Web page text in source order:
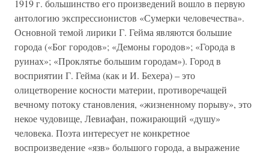
1919 г. большинство его произведений вошло в первую
антологию экспрессионистов «Сумерки человечества».
Основной темой лирики Г. Гейма являются большие
города («Бог городов»; «Демоны городов»; «Города в
руинах»; «Проклятье большим городам»). Город в
восприятии Г. Гейма (как и И. Бехера) – это
олицетворение косности материи, противоречащей
вечному потоку становления, «жизненному порыву», это
некое чудовище, Левиафан, пожирающий «душу»
человека. Поэта интересует не конкретное
воспроизведение «язв» большого города, а выражение